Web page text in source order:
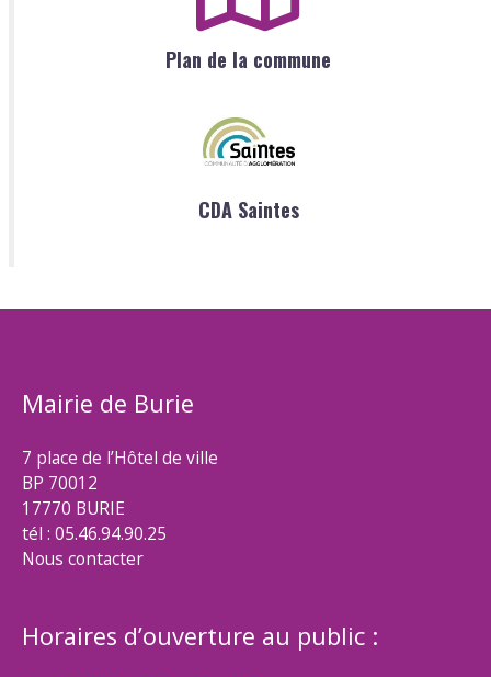
Plan de la commune
CDA Saintes
Mairie de Burie
7 place de l’Hôtel de ville
BP 70012
17770 BURIE
tél : 05.46.94.90.25
Nous contacter
Horaires d’ouverture au public :